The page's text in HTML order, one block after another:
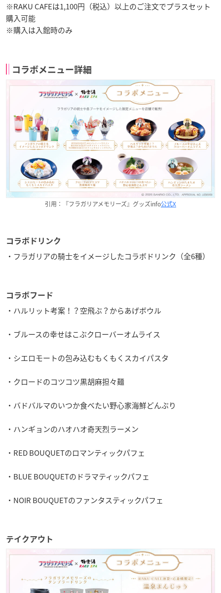
※RAKU CAFEは1,100円（税込）以上のご注文でプラスセット
購入可能
※購入は入館時のみ
コラボメニュー詳細
引用：『フラガリアメモリーズ』グッズinfo公式X
コラボドリンク
・フラガリアの騎士をイメージしたコラボドリンク（全6種）
コラボフード
・ハルリット考案！？空飛ぶ？からあげボウル
・ブルースの幸せはこぶクローバーオムライス
・シエロモートの包み込むもくもくスカイパスタ
・クロードのコツコツ黒胡麻担々麺
・バドバルマのいつか食べたい野心家海鮮どんぶり
・ハンギョンのハオハオ奇天烈ラーメン
・RED BOUQUETのロマンティックパフェ
・BLUE BOUQUETのドラマティックパフェ
・NOIR BOUQUETのファンタスティックパフェ
テイクアウト